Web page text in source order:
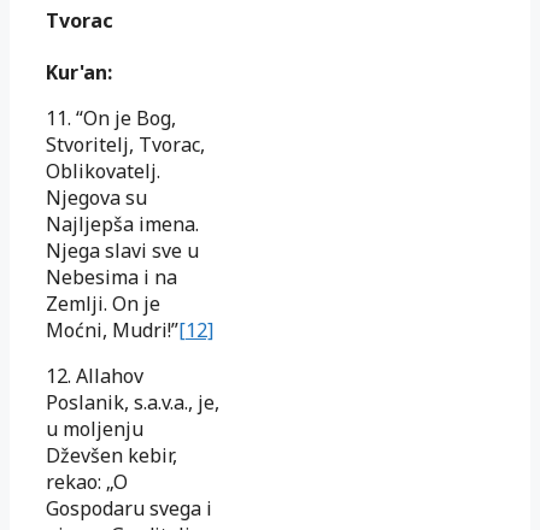
Tvorac
Kur'an:
11. “On je Bog,
Stvoritelj, Tvorac,
Oblikovatelj.
Njegova su
Najljepša imena.
Njega slavi sve u
Nebesima i na
Zemlji. On je
Moćni, Mudri!”[12]
12. Allahov
Poslanik, s.a.v.a., je,
u moljenju
Dževšen kebir,
rekao: „O
Gospodaru svega i